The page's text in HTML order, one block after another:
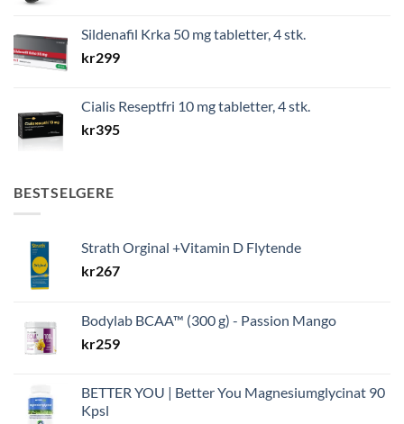
Sildenafil Krka 50 mg tabletter, 4 stk.
kr299
Cialis Reseptfri 10 mg tabletter, 4 stk.
kr395
BESTSELGERE
Strath Orginal +Vitamin D Flytende
kr267
Bodylab BCAA™ (300 g) - Passion Mango
kr259
BETTER YOU | Better You Magnesiumglycinat 90
Kpsl